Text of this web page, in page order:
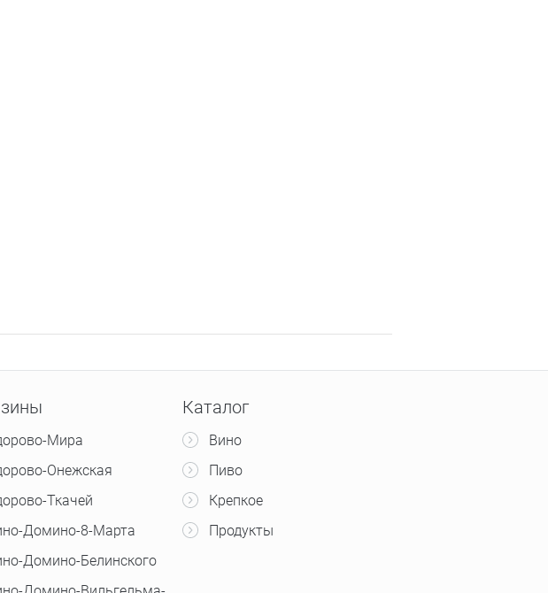
Мира
Онежская
Ткачей
Домино-8-Марта
Домино-Белинского
Каталог
Вино
Пиво
Крепкое
Продукты